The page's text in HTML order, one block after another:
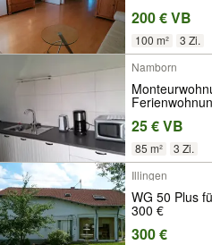
200 € VB
100 m²
3 Zi.
Namborn
25 € VB
85 m²
3 Zi.
Illingen
WG 50 Plus
300 €
300 €